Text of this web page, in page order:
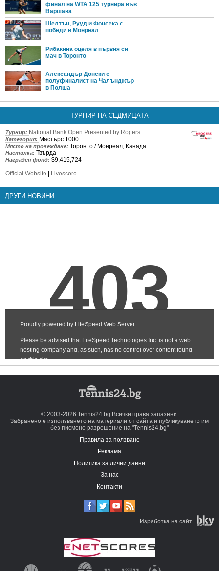
финал на WTA 125 турнира във
Варшава
Шелтън, Рууд и Фонсека с
победи в Монреал
Рибакина оцеля в първия си
мач в Торонто
Александър Донски е
полуфиналист на Чалънджър
в Полша
ТУРНИР НА СЕДМИЦАТА
Турнир: National Bank Open Presented by Rogers
Категория: Мастърс 1000
Място на провеждане: Торонто / Монреал, Канада
Настилка: Твърда
Награден фонд: $9,415,724
Official Website
Livescore
ДРУГИ НОВИНИ
© 2003-2026 Tennis24.bg Всички права запазени.
Забранено е използването на материали от сайта и публикуването им
без писмено разрешение на "Tennis24.bg"
Правила за ползване
Реклама
Политика за лични данни
За нас
Контакти
Изработка на сайт